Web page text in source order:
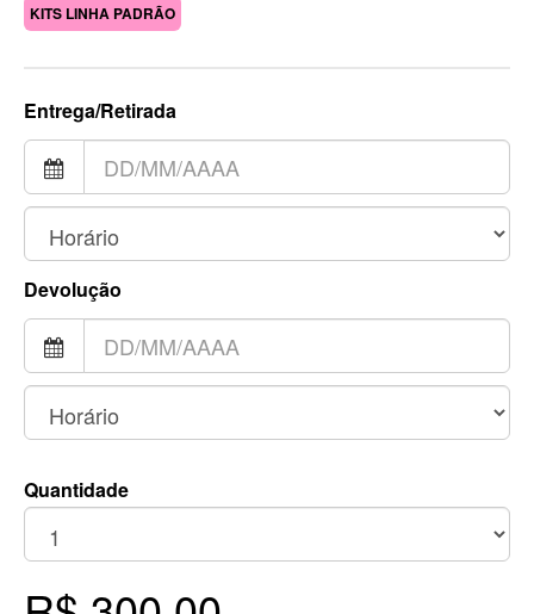
KITS LINHA PADRÃO
Entrega/Retirada
Devolução
Quantidade